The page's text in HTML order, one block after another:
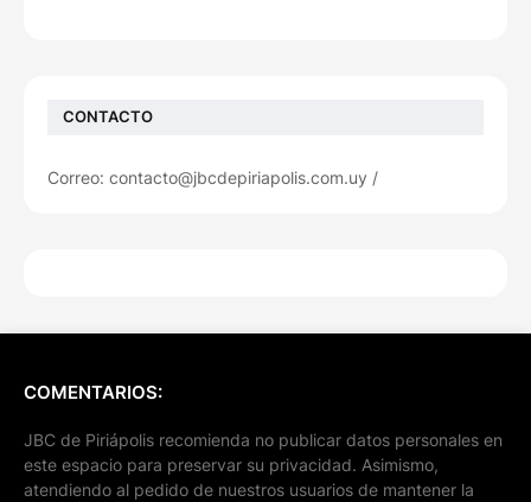
CONTACTO
Correo: contacto@jbcdepiriapolis.com.uy /
COMENTARIOS:
JBC de Piriápolis recomienda no publicar datos personales en
este espacio para preservar su privacidad. Asimismo,
atendiendo al pedido de nuestros usuarios de mantener la